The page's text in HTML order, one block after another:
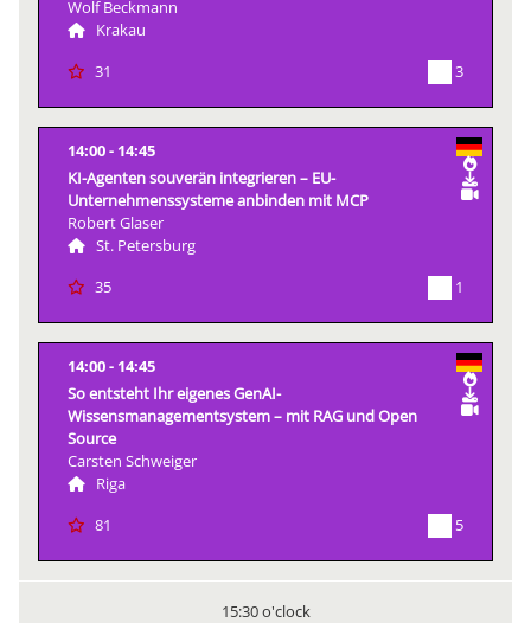
Wolf Beckmann
Krakau
31
3
14:00
14:45
KI-Agenten souverän integrieren – EU-
Unternehmenssysteme anbinden mit MCP
Robert Glaser
St. Petersburg
35
1
14:00
14:45
So entsteht Ihr eigenes GenAI-
Wissensmanagementsystem – mit RAG und Open
Source
Carsten Schweiger
Riga
81
5
15:30 o'clock